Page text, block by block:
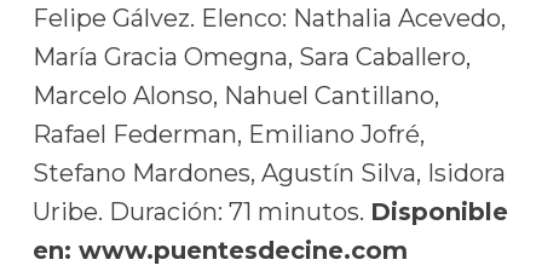
Felipe Gálvez. Elenco: Nathalia Acevedo,
María Gracia Omegna, Sara Caballero,
Marcelo Alonso, Nahuel Cantillano,
Rafael Federman, Emiliano Jofré,
Stefano Mardones, Agustín Silva, Isidora
Uribe. Duración: 71 minutos. Disponible
en: www.puentesdecine.com